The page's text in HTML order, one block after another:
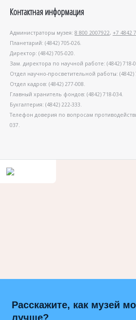
Контактная информация
Администраторы музея: 8 800 2007922, +7 4842
Планетарий: (4842) 705-026.
Директор: (4842) 705-020.
Зам. директора по научной работе: (4842) 718-
Отдел научно-просветительной работы: (4842)
Отдел кадров: (4842) 277-008.
Главный хранитель фондов: (4842) 718-034.
Бухгалтерия: (4842) 222-333.
Телефон доверия по вопросам
037.
Расскажите, как музей
лучше?